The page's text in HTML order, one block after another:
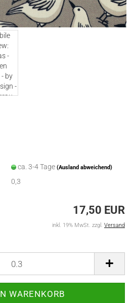
ca. 3-4 Tage (Ausland abweichend)
0,3
17,50 EUR
inkl. 19% MwSt. zzgl. Versand